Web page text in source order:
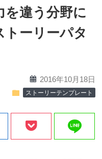
を違う分野に
ーリーパタ
calendar 2016年10月18日
folder ストーリーテンプレート
line